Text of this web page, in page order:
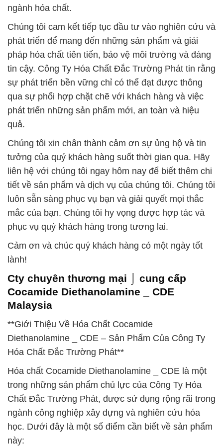
ngành hóa chất.
Chúng tôi cam kết tiếp tục đầu tư vào nghiên cứu và
phát triển để mang đến những sản phẩm và giải
pháp hóa chất tiên tiến, bảo vệ môi trường và đáng
tin cậy. Công Ty Hóa Chất Đắc Trường Phát tin rằng
sự phát triển bền vững chỉ có thể đạt được thông
qua sự phối hợp chặt chẽ với khách hàng và việc
phát triển những sản phẩm mới, an toàn và hiệu
quả.
Chúng tôi xin chân thành cảm ơn sự ủng hộ và tin
tưởng của quý khách hàng suốt thời gian qua. Hãy
liên hệ với chúng tôi ngay hôm nay để biết thêm chi
tiết về sản phẩm và dịch vụ của chúng tôi. Chúng tôi
luôn sẵn sàng phục vụ bạn và giải quyết mọi thắc
mắc của bạn. Chúng tôi hy vọng được hợp tác và
phục vụ quý khách hàng trong tương lai.
Cảm ơn và chúc quý khách hàng có một ngày tốt
lành!
Cty chuyên thương mại ⌡ cung cấp
Cocamide Diethanolamine _ CDE
Malaysia
**Giới Thiệu Về Hóa Chất Cocamide
Diethanolamine _ CDE – Sản Phẩm Của Công Ty
Hóa Chất Đắc Trường Phát**
Hóa chất Cocamide Diethanolamine _ CDE là một
trong những sản phẩm chủ lực của Công Ty Hóa
Chất Đắc Trường Phát, được sử dụng rộng rãi trong
ngành công nghiệp xây dựng và nghiên cứu hóa
học. Dưới đây là một số điểm cần biết về sản phẩm
này: